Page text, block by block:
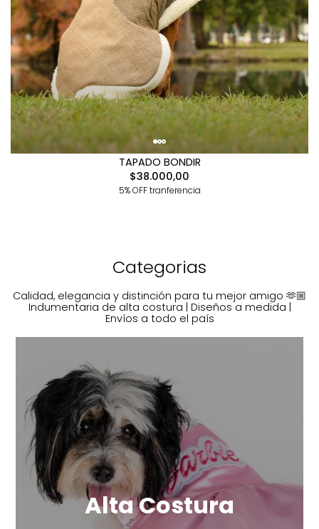
TAPADO BONDIR
$38.000,00
5% OFF tranferencia
Categorias
Calidad, elegancia y distinción para tu mejor amigo 🫶🏼
Indumentaria de alta costura | Diseños a medida |
Envíos a todo el país
Alta Costura